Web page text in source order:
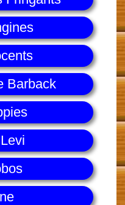
Barback